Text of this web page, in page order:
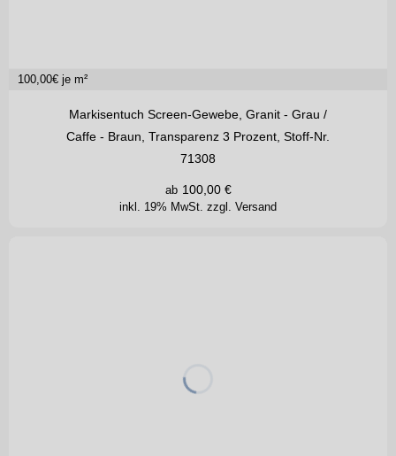
100,00€ je m²
Markisentuch Screen-Gewebe, Granit - Grau /
Caffe - Braun, Transparenz 3 Prozent, Stoff-Nr.
71308
inkl. 19% MwSt. zzgl. Versand
ab 100,00€